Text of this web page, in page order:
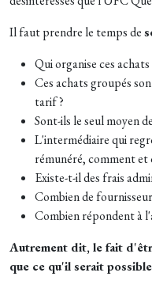
Il faut prendre le temps de
Qui organise ces
Ces achats groupés
tarif ?
Sont-ils le seul moyen
L'intermédiaire qui
rémunéré, comment et
Existe-t-il des frais
Combien de
Combien répondent à
Autrement dit, le fait
que ce qu'il serait